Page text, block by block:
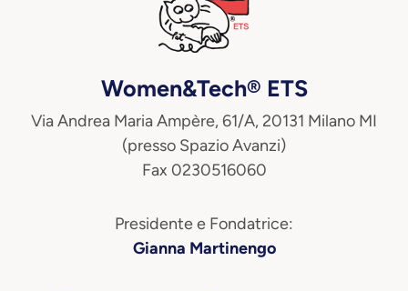
Women&Tech® ETS
Via Andrea Maria Ampère, 61/A, 20131 Milano MI
(presso Spazio Avanzi)
Fax 0230516060
Presidente e Fondatrice:
Gianna Martinengo